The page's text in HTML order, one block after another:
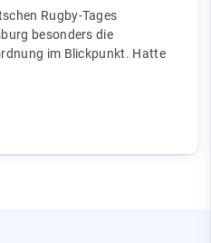
Rugby-Tages
besonders die
im Blickpunkt. Hatte